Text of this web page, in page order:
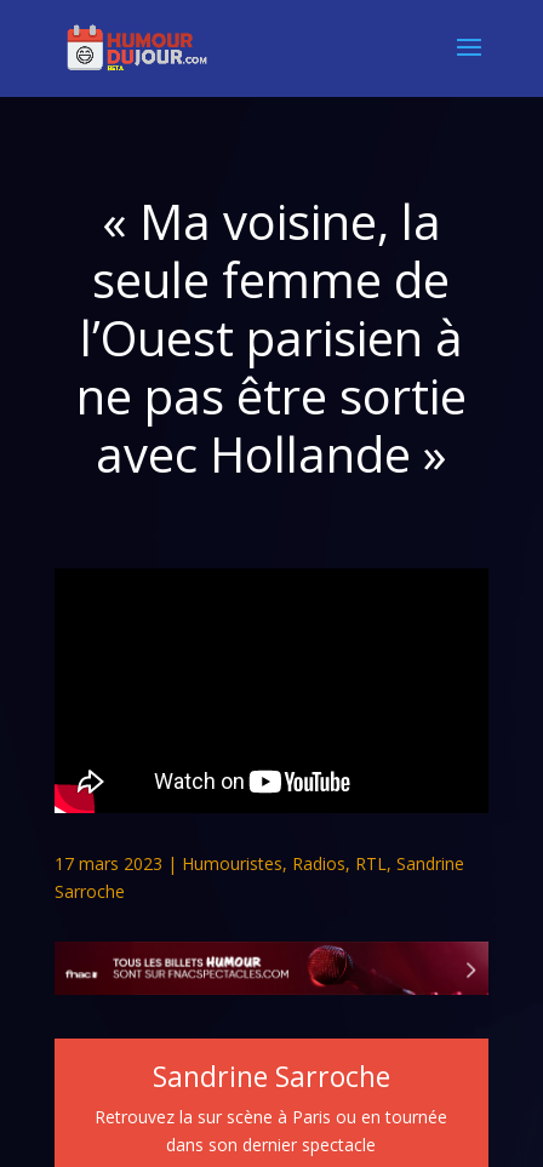
« Ma voisine, la
seule femme de
l’Ouest parisien à
ne pas être sortie
avec Hollande »
17 mars 2023 | Humouristes, Radios, RTL , Sandrine
Sarroche
Sandrine Sarroche
Retrouvez la sur scène à Paris ou en tournée
dans son dernier spectacle